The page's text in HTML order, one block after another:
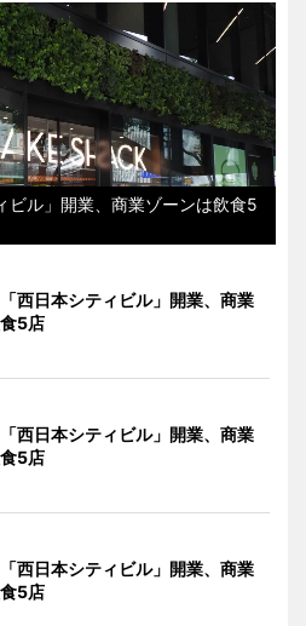
ビル」開業、商業ゾーンは飲食5
西日本シティビル」開業、商業
5店
西日本シティビル」開業、商業
5店
西日本シティビル」開業、商業
5店